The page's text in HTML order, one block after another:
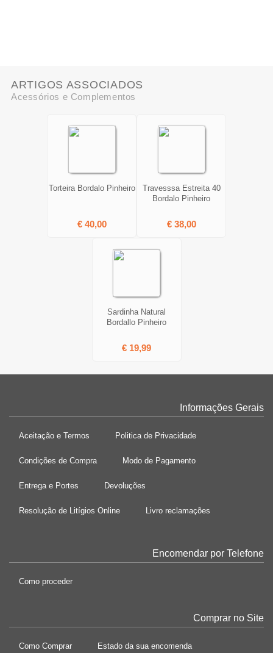
ARTIGOS ASSOCIADOS
Acessórios e Complementos
Torteira Bordalo Pinheiro
€ 40,00
Travesssa Estreita 40
Bordalo Pinheiro
€ 38,00
Sardinha Natural
Bordallo Pinheiro
€ 19,99
Informações Gerais
Aceitação e Termos Politica de Privacidade
Condições de Compra Modo de Pagamento
Entrega e Portes Devoluções
Resolução de Litígios Online Livro reclamações
Encomendar por Telefone
Como proceder
Comprar no Site
Como Comprar Estado da sua encomenda